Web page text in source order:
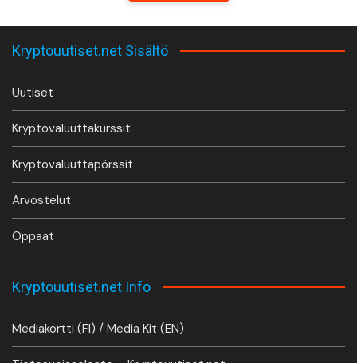
Kryptouutiset.net Sisältö
Uutiset
Kryptovaluuttakurssit
Kryptovaluuttapörssit
Arvostelut
Oppaat
Kryptouutiset.net Info
Mediakortti (FI) / Media Kit (EN)